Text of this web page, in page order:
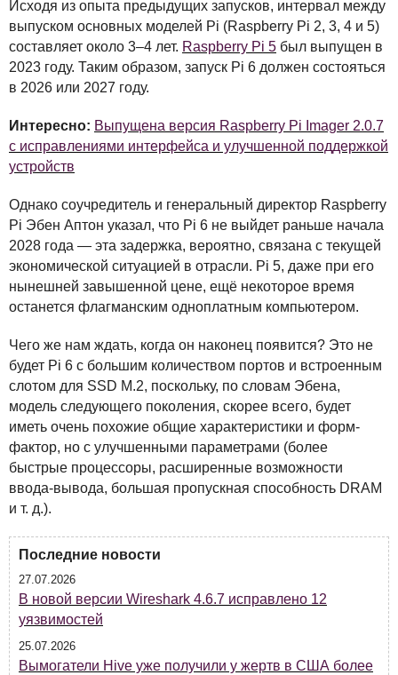
Исходя из опыта предыдущих запусков, интервал между
выпуском основных моделей Pi (Raspberry Pi 2, 3, 4 и 5)
составляет около 3–4 лет. Raspberry Pi 5 был выпущен в
2023 году. Таким образом, запуск Pi 6 должен состояться
в 2026 или 2027 году.
Интересно: Выпущена версия Raspberry Pi Imager 2.0.7
с исправлениями интерфейса и улучшенной поддержкой
устройств
Однако соучредитель и генеральный директор Raspberry
Pi Эбен Аптон указал, что Pi 6 не выйдет раньше начала
2028 года — эта задержка, вероятно, связана с текущей
экономической ситуацией в отрасли. Pi 5, даже при его
нынешней завышенной цене, ещё некоторое время
останется флагманским одноплатным компьютером.
Чего же нам ждать, когда он наконец появится? Это не
будет Pi 6 с большим количеством портов и встроенным
слотом для SSD M.2, поскольку, по словам Эбена,
модель следующего поколения, скорее всего, будет
иметь очень похожие общие характеристики и форм-
фактор, но с улучшенными параметрами (более
быстрые процессоры, расширенные возможности
ввода-вывода, большая пропускная способность DRAM
и т. д.).
Последние новости
27.07.2026
В новой версии Wireshark 4.6.7 исправлено 12
уязвимостей
25.07.2026
Вымогатели Hive уже получили у жертв в США более